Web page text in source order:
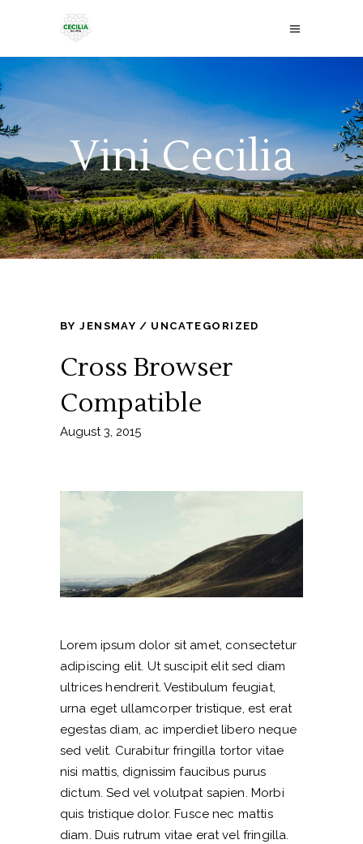
Vini Cecilia
BYJENSMAY UNCATEGORIZED
Cross Browser
Compatible
August 3, 2015
Lorem ipsum dolor sit amet, consectetur
adipiscing elit. Ut suscipit elit sed diam
ultrices hendrerit. Vestibulum feugiat,
urna eget ullamcorper tristique, est erat
egestas diam, ac imperdiet libero neque
sed velit. Curabitur fringilla tortor vitae
nisi mattis, dignissim faucibus purus
dictum. Sed vel volutpat sapien. Morbi
quis tristique dolor. Fusce nec mattis
diam. Duis rutrum vitae erat vel fringilla.